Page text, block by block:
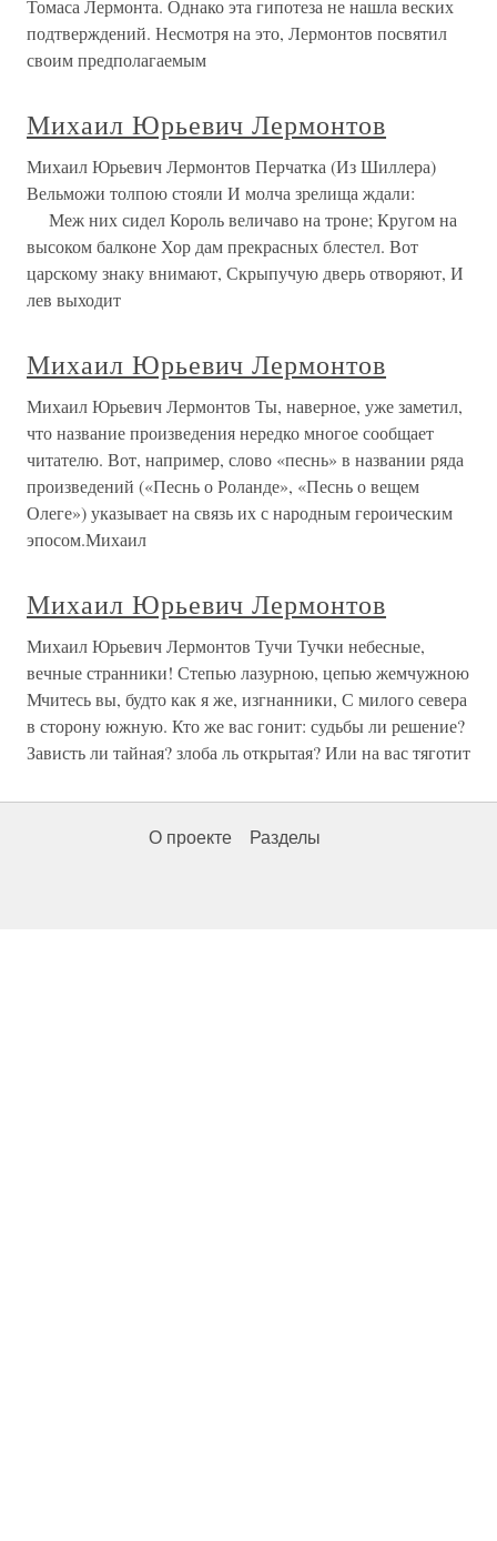
Томаса Лермонта. Однако эта гипотеза не нашла веских
подтверждений. Несмотря на это, Лермонтов посвятил
своим предполагаемым
Михаил Юрьевич Лермонтов
Михаил Юрьевич Лермонтов Перчатка (Из Шиллера)
Вельможи толпою стояли И молча зрелища ждали:
Меж них сидел Король величаво на троне; Кругом на
высоком балконе Хор дам прекрасных блестел. Вот
царскому знаку внимают, Скрыпучую дверь отворяют, И
лев выходит
Михаил Юрьевич Лермонтов
Михаил Юрьевич Лермонтов Ты, наверное, уже заметил,
что название произведения нередко многое сообщает
читателю. Вот, например, слово «песнь» в названии ряда
произведений («Песнь о Роланде», «Песнь о вещем
Олеге») указывает на связь их с народным героическим
эпосом.Михаил
Михаил Юрьевич Лермонтов
Михаил Юрьевич Лермонтов Тучи Тучки небесные,
вечные странники! Степью лазурною, цепью жемчужною
Мчитесь вы, будто как я же, изгнанники, С милого севера
в сторону южную. Кто же вас гонит: судьбы ли решение?
Зависть ли тайная? злоба ль открытая? Или на вас тяготит
О проекте Разделы